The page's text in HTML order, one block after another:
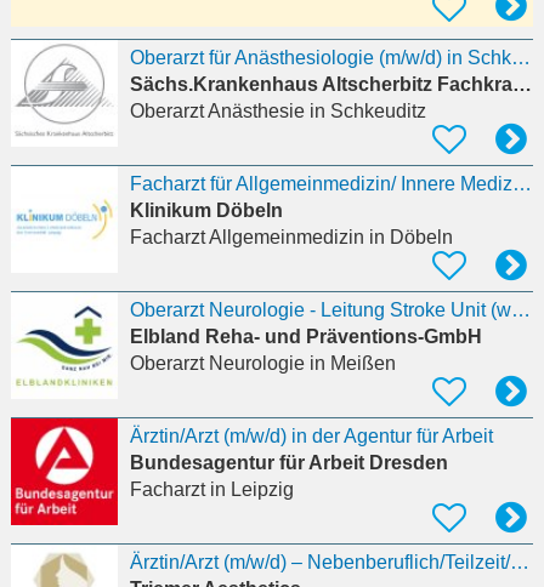
Oberarzt für Anästhesiologie (m/w/d) in Schkeuditz
Sächs.Krankenhaus Altscherbitz Fachkrankenhaus
Oberarzt Anästhesiein Schkeuditz
Facharzt für Allgemeinmedizin/ Innere Medizin (m/w/d), mit ZB Diabetologie
Klinikum Döbeln
Facharzt Allgemeinmedizin in Döbeln
Oberarzt Neurologie - Leitung Stroke Unit (w/m/d)
Elbland Reha- und Präventions-GmbH
Oberarzt Neurologiein Meißen
Ärztin/Arzt (m/w/d) in der Agentur für Arbeit
Bundesagentur für Arbeit Dresden
Facharztin Leipzig
Ärztin/Arzt (m/w/d) – Nebenberuflich/Teilzeit/Vollzeit – Ästhetische Medizin